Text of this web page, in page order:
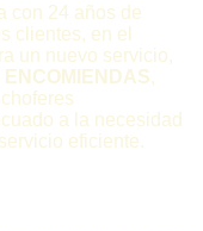
con 24 años de
clientes, en el
un nuevo servicio,
,
a la necesidad
eficiente.